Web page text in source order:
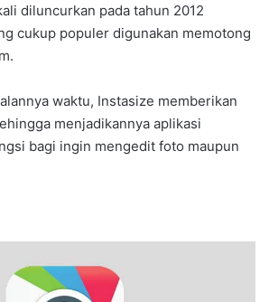
diluncurkan pada tahun 2012
cukup populer digunakan memotong
waktu, Instasize memberikan
menjadikannya aplikasi
bagi ingin mengedit foto maupun